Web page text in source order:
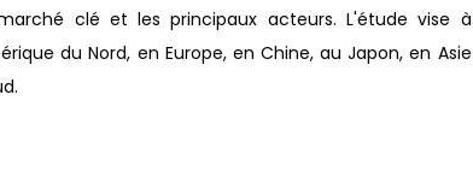
clé et les principaux acteurs. L'étude vise à
du Nord, en Europe, en Chine, au Japon, en Asie